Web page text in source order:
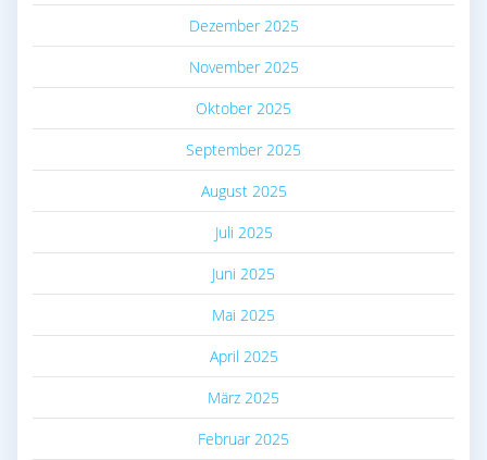
Dezember 2025
November 2025
Oktober 2025
September 2025
August 2025
Juli 2025
Juni 2025
Mai 2025
April 2025
März 2025
Februar 2025